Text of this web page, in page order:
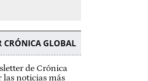
CRÓNICA GLOBAL
de Crónica
noticias más